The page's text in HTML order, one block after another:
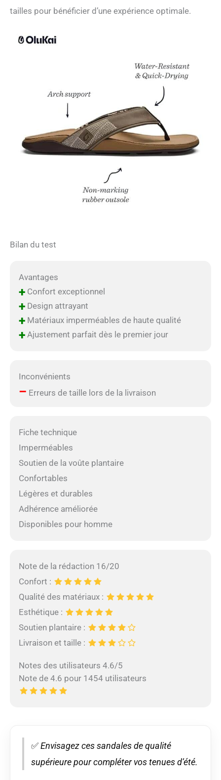
tailles pour bénéficier d’une expérience optimale.
Bilan du test
Avantages
+Confort exceptionnel
+Design attrayant
+Matériaux imperméables de haute qualité
+Ajustement parfait dès le premier jour
Inconvénients
– Erreurs de taille lors de la livraison
Fiche technique
Imperméables
Soutien de la voûte plantaire
Confortables
Légères et durables
Adhérence améliorée
Disponibles pour homme
Note de la rédaction 16/20
Confort :
Qualité des matériaux :
Esthétique :
Soutien plantaire :
Livraison et taille :
Notes des utilisateurs 4.6/5
Note de 4.6 pour 1454 utilisateurs
✅Envisagez ces sandales de qualité
supérieure pour compléter vos tenues d’été.